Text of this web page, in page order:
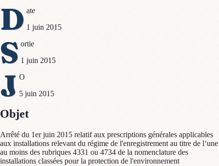
D ate
1 juin 2015
S ortie
1 juin 2015
J O
5 juin 2015
Objet
Arrêté du 1er juin 2015 relatif aux prescriptions générales applicables
aux installations relevant du régime de l'enregistrement au titre de l‘une
au moins des rubriques 4331 ou 4734 de la nomenclature des
installations classées pour la protection de l'environnement